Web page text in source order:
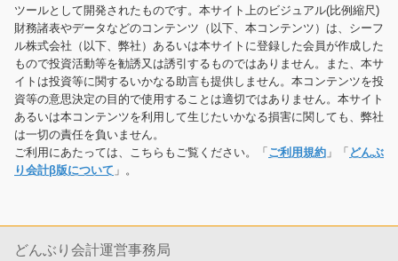
ツールとして開発されたものです。本サイト上のビジュアル(比例縮尺)
財務諸表やデータなどのコンテンツ（以下、本コンテンツ）は、シーフ
ル株式会社（以下、弊社）あるいは本サイトに登録した会員が作成した
もので投資活動等を勧誘又は誘引するものではありません。また、本サ
イトは投資等に関するいかなる助言も提供しません。本コンテンツを投
資等の意思決定の目的で使用することは適切ではありません。本サイト
あるいは本コンテンツを利用して生じたいかなる損害に関しても、弊社
は一切の責任を負いません。
ご利用にあたっては、こちらもご覧ください。「 ご利用規約 」「 どんぶ
り会計β版について 」。
どんぶり会計運営事務局